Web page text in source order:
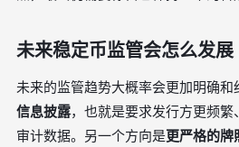
未来稳定币监管会怎么发展
未来的监管趋势大概率会更加明确
信息披露，也就是要求发行方更频
审计数据。另一个方向是更严格的牌